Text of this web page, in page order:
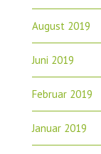
August 2019
Juni 2019
Februar 2019
Januar 2019